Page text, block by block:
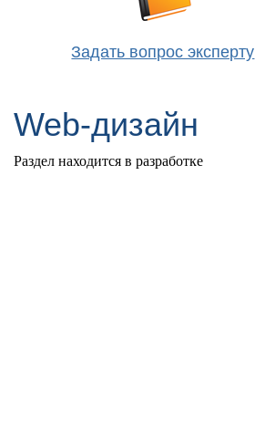
Задать вопрос эксперту
Web-дизайн
Раздел находится в разработке